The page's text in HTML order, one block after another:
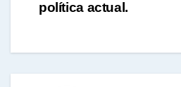
entradas
política actual.